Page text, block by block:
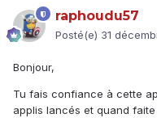
raphoudu57
Posté(e) 31
Bonjour,
Tu fais confiance à cette
applis lancés et quand